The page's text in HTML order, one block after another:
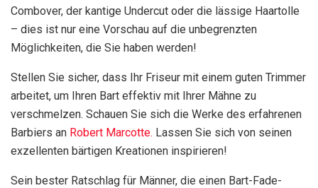
Combover, der kantige Undercut oder die lässige Haartolle
– dies ist nur eine Vorschau auf die unbegrenzten
Möglichkeiten, die Sie haben werden!
Stellen Sie sicher, dass Ihr Friseur mit einem guten Trimmer
arbeitet, um Ihren Bart effektiv mit Ihrer Mähne zu
verschmelzen. Schauen Sie sich die Werke des erfahrenen
Barbiers an Robert Marcotte. Lassen Sie sich von seinen
exzellenten bärtigen Kreationen inspirieren!
Sein bester Ratschlag für Männer, die einen Bart-Fade-